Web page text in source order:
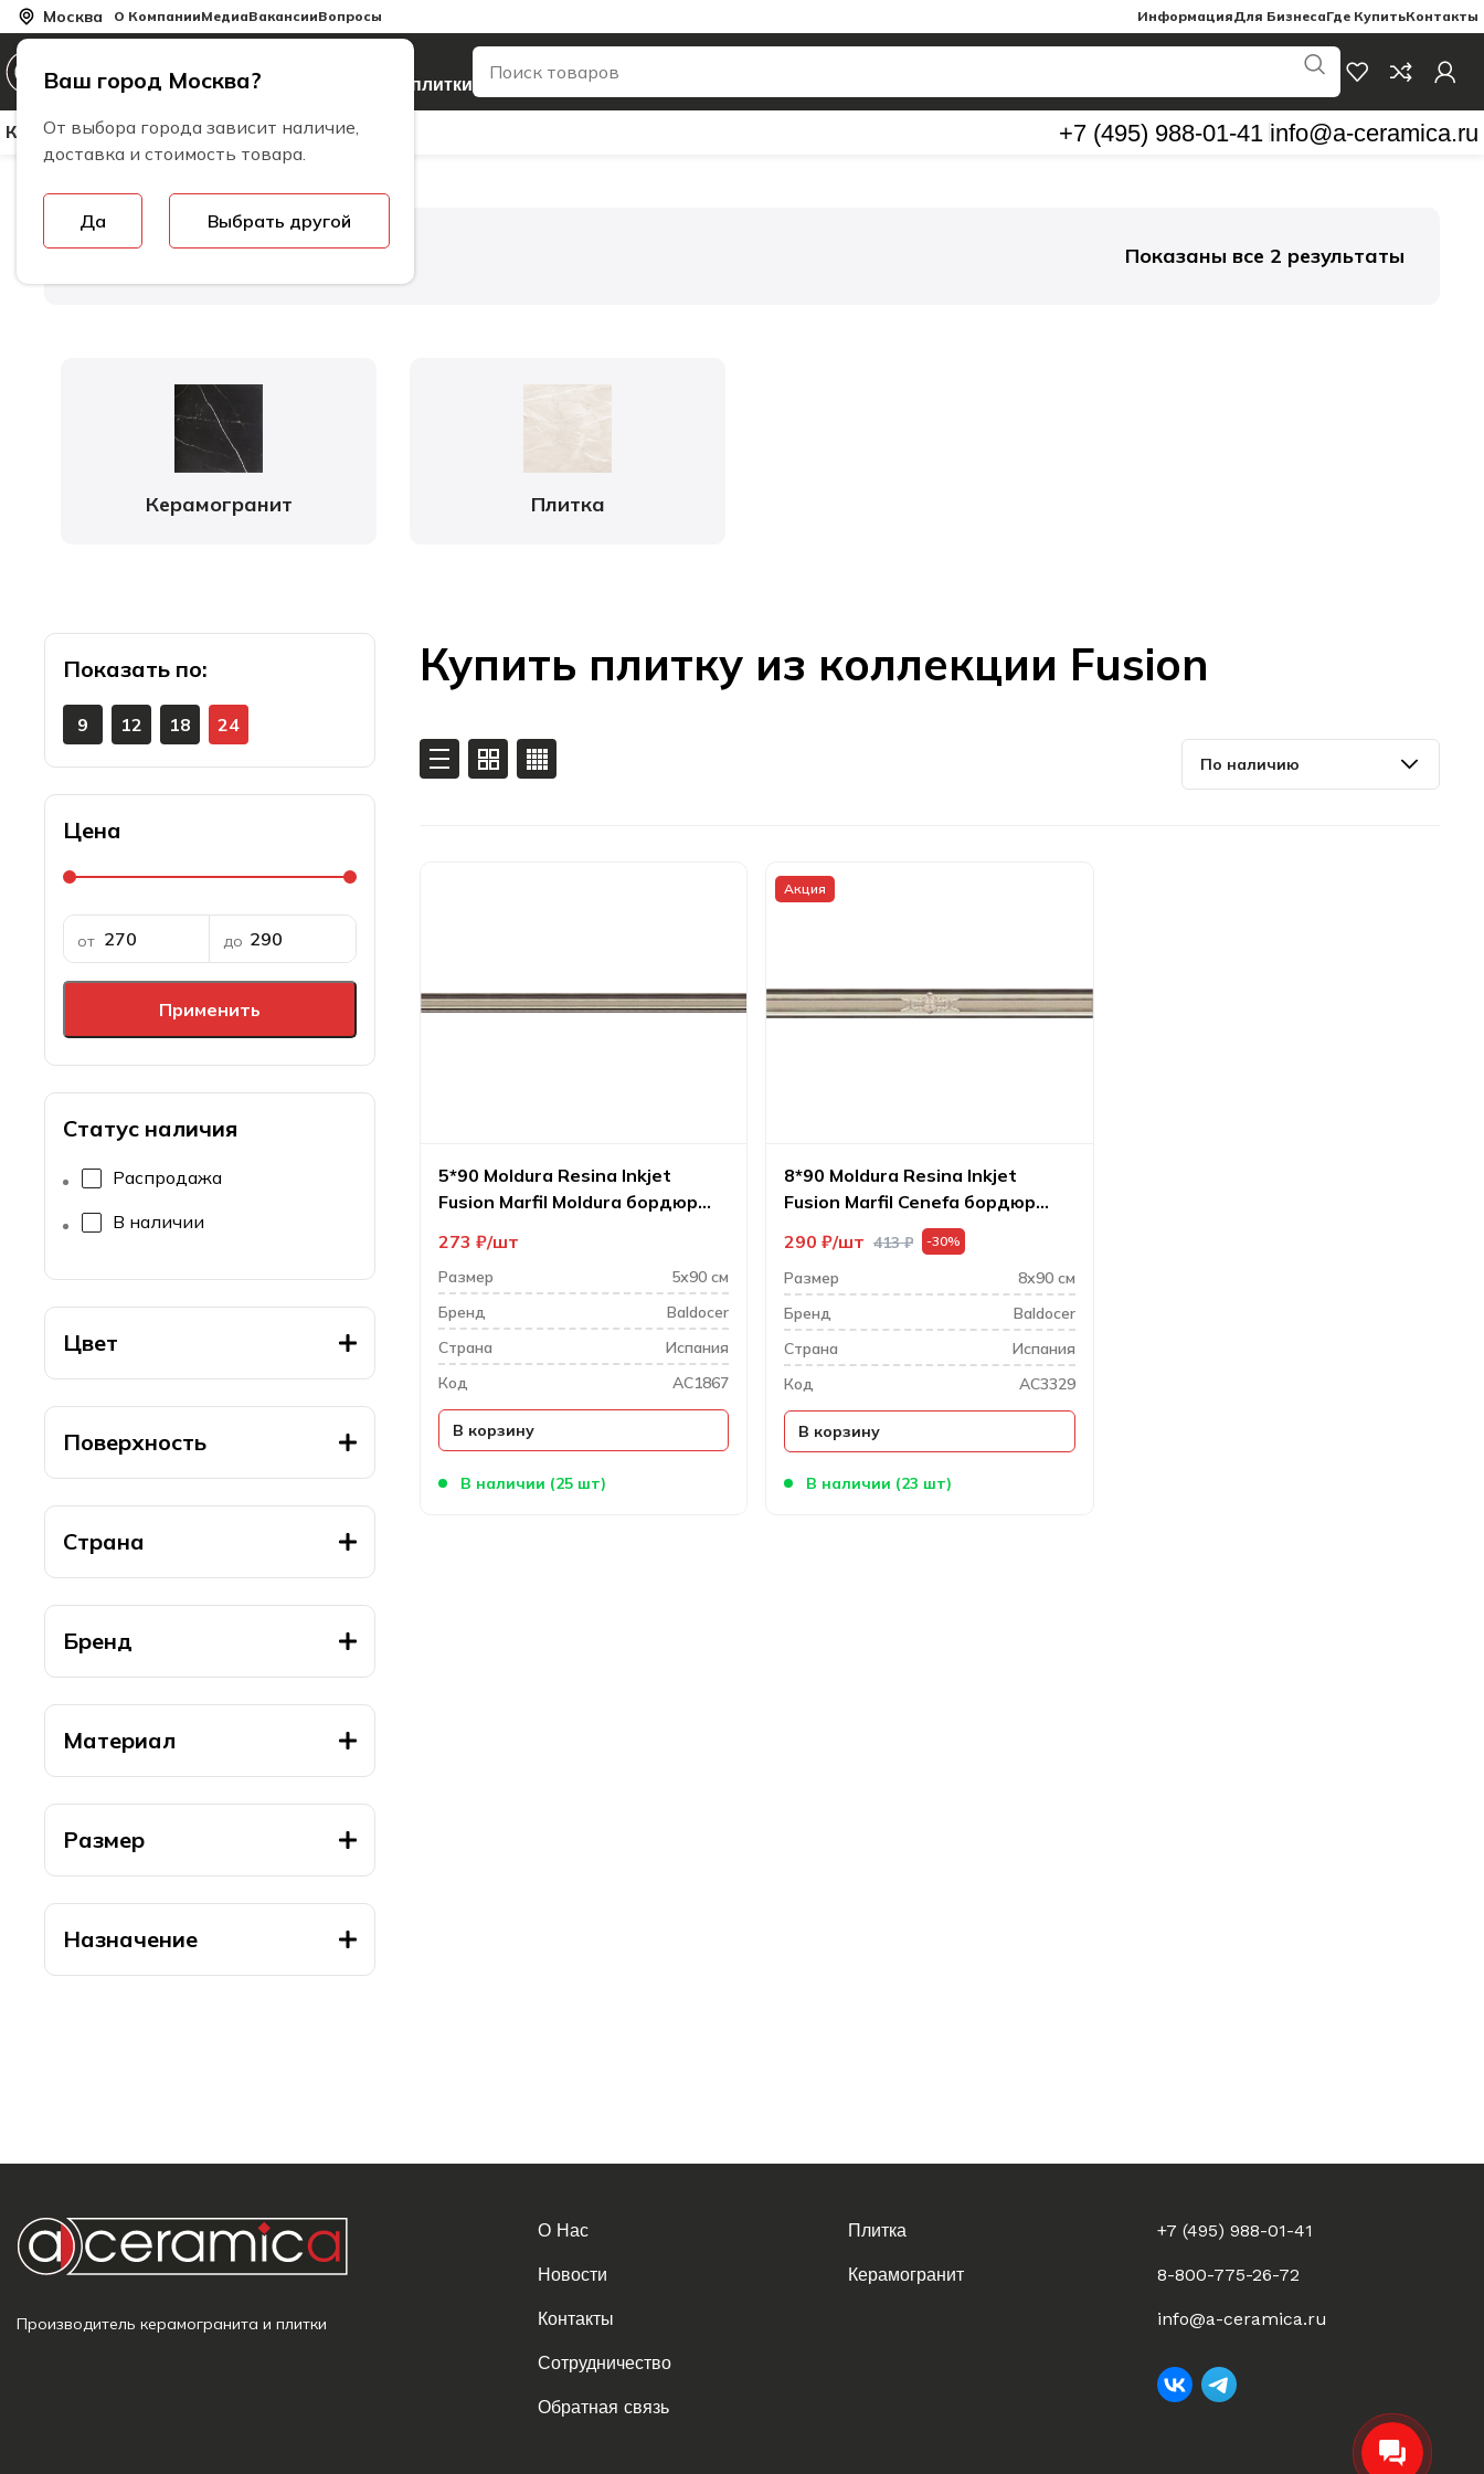
Москва
Ваш город Москва?
От выбора города зависит наличие,
доставка и стоимость товара.
Да Выбрать другой
О КомпанииМедиаВакансииВопросы ИнформацияДля БизнесаГде КупитьКонтакты
керамогранита и плитки
Керамическая ПлиткаКерамогранитБренды +7 (495) 988-01-41 info@a-ceramica.ru
Показаны все 2 результаты
Керамогранит Плитка
Показать
9 12 18 24
Цена
от до
Применить
Цвет
Поверхность
Страна
Бренд
Материал
Размер
Назначение
Статус наличия
Распродажа
В наличии
Купить плитку из коллекции Fusion
5*90 Moldura Resina Inkjet
Fusion Marfil Moldura бордюр
В наличии (25 шт)
273 ₽ шт
Размер
5х90 см
Бренд
Baldocer
Cтрана
Испания
Код
AC1867
В корзину
Акция
8*90 Moldura Resina Inkjet
Fusion Marfil Cenefa бордюр
В наличии (23 шт)
-30%
413₽
290₽ шт
Размер
8х90 см
Бренд
Baldocer
Cтрана
Испания
Код
AC3329
В корзину
Производитель керамогранита и плитки
О Нас
Новости
Контакты
Сотрудничество
Обратная связь
Плитка
Керамогранит
+7 (495) 988-01-41
8-800-775-26-72
info@a-ceramica.ru